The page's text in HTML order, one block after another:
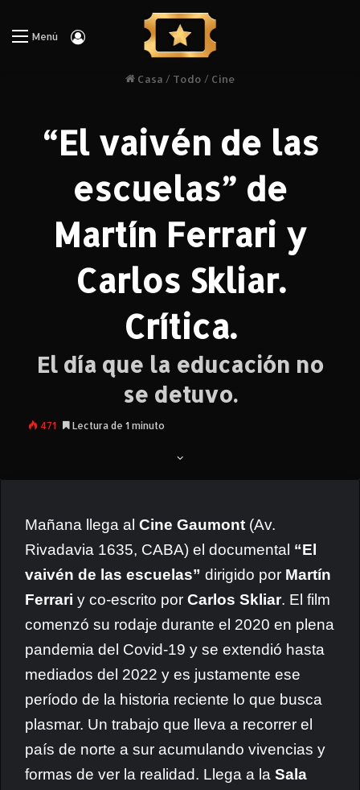
Menú Iniciar Sesión
Casa / Todo / Cine
“El vaivén de las
escuelas” de
Martín Ferrari y
Carlos Skliar.
Crítica.
El día que la educación no
se detuvo.
471 Lectura de 1 minuto
Mañana llega al Cine Gaumont (Av.
Rivadavia 1635, CABA) el documental “El
vaivén de las escuelas” dirigido por Martín
Ferrari y co-escrito por Carlos Skliar. El film
comenzó su rodaje durante el 2020 en plena
pandemia del Covid-19 y se extendió hasta
mediados del 2022 y es justamente ese
período de la historia reciente lo que busca
plasmar. Un trabajo que lleva a recorrer el
país de norte a sur acumulando vivencias y
formas de ver la realidad. Llega a la Sala